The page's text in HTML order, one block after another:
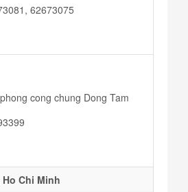
62673075
cong chung Dong Tam
Chi Minh